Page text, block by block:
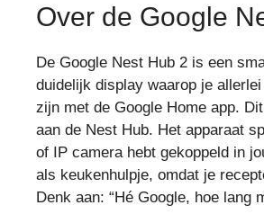
Over de Google
De Google Nest Hub 2 is een
duidelijk display waarop je
zijn met de Google Home app.
aan de Nest Hub. Het apparaat
of IP camera hebt gekoppeld in
als keukenhulpje, omdat je
Denk aan: “Hé Google, hoe lang